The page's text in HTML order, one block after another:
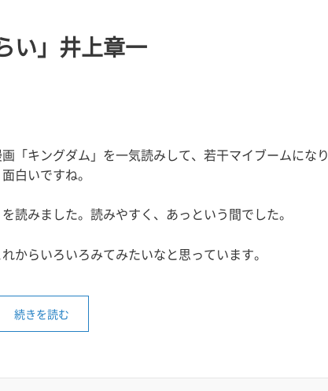
い」井上章一
「キングダム」を一気読みして、若干マイブームになり
白いですね。
読みました。読みやすく、あっという間でした。
からいろいろみてみたいなと思っています。
続きを読む